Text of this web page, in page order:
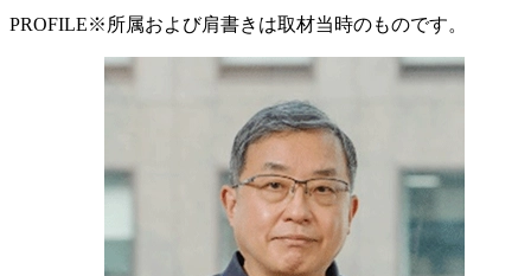
PROFILE※所属および肩書きは取材当時のものです。